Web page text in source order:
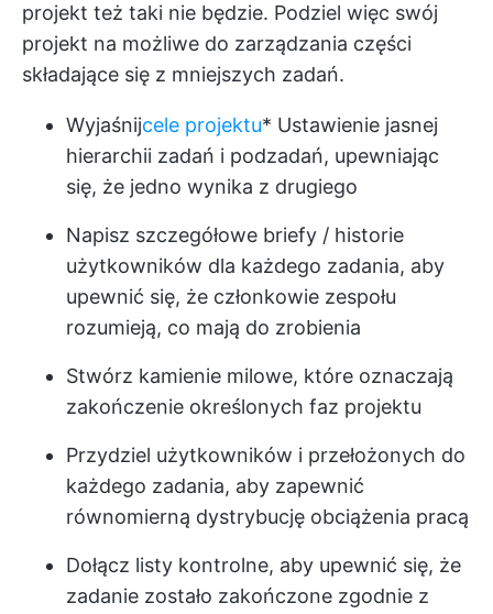
projekt też taki nie będzie. Podziel więc swój
projekt na możliwe do zarządzania części
składające się z mniejszych zadań.
Wyjaśnijcele projektu* Ustawienie jasnej
hierarchii zadań i podzadań, upewniając
się, że jedno wynika z drugiego
Napisz szczegółowe briefy / historie
użytkowników dla każdego zadania, aby
upewnić się, że członkowie zespołu
rozumieją, co mają do zrobienia
Stwórz kamienie milowe, które oznaczają
zakończenie określonych faz projektu
Przydziel użytkowników i przełożonych do
każdego zadania, aby zapewnić
równomierną dystrybucję obciążenia pracą
Dołącz listy kontrolne, aby upewnić się, że
zadanie zostało zakończone zgodnie z